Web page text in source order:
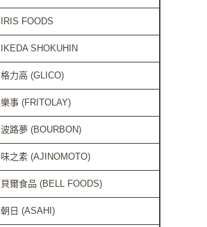
IRIS FOODS
IKEDA SHOKUHIN
格力高 (GLICO)
樂事 (FRITOLAY)
波路夢 (BOURBON)
味之素 (AJINOMOTO)
貝爾食品 (BELL FOODS)
朝日 (ASAHI)